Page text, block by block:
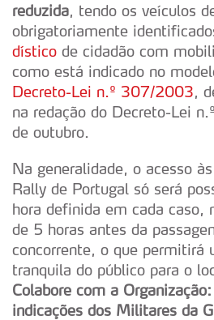
reduzida, tendo os veículos
obrigatoriamente
dístico de cidadão com
como está indicado no
Decreto-Lei n.º 307/2003,
na redação do Decreto-Lei
de outubro.
Na generalidade, o acesso
Rally de Portugal só será
hora definida em cada caso,
de 5 horas antes da
concorrente, o que permitirá
tranquila do público para o
Colabore com a
indicações dos Militares da